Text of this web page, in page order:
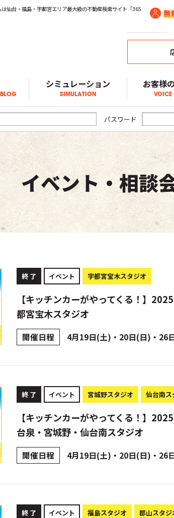
仙台・福島・宇都宮エリア最大級の不動産検索サイト「365
報
報
情報
シミュレーション
SIMULATION
お客様
VOICE
パスワード
イベント・相談
終 了 イベント 宇都宮宝木スタジオ
【キッチンカーがやってくる！】
都宮宝木スタジオ
開催日程 4月19日(土)・20日(日)・26
終 了 イベント 宮城野スタジオ 仙台南ス
【キッチンカーがやってくる！】
台泉・宮城野・仙台南スタジオ
開催日程 4月19日(土)・20日(日)・26
終 了 イベント 福島スタジオ 郡山スタジ